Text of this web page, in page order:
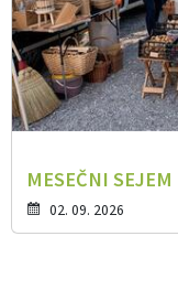
MESEČNI SEJEM
02. 09. 2026